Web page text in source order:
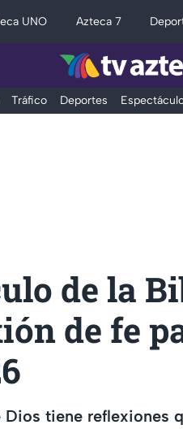
UNO Azteca 7
Tráfico Deportes
de la
de fe
Dios tiene reflexiones